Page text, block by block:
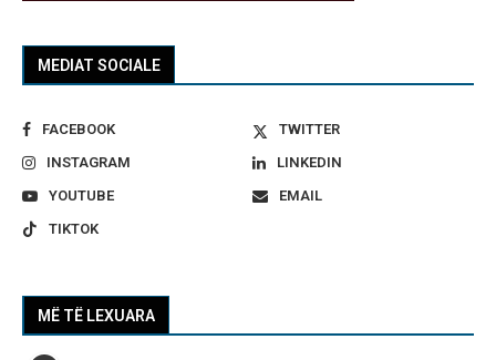
MEDIAT SOCIALE
FACEBOOK
TWITTER
INSTAGRAM
LINKEDIN
YOUTUBE
EMAIL
TIKTOK
MË TË LEXUARA